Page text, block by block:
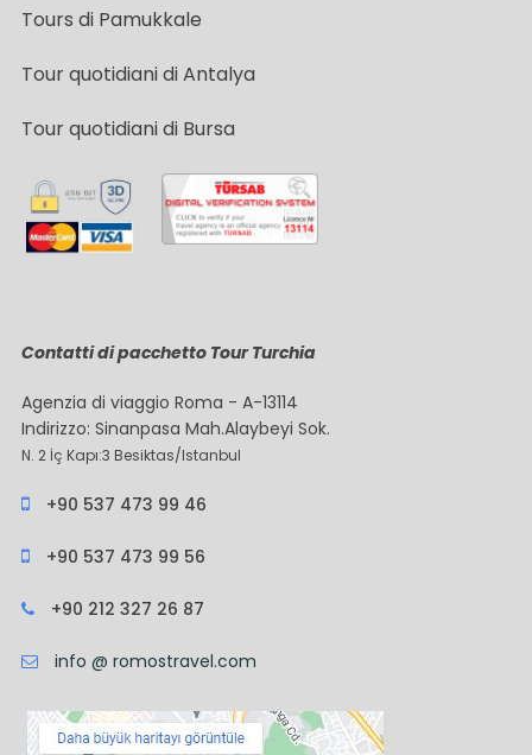
Tours di Pamukkale
Tour quotidiani di Antalya
Tour quotidiani di Bursa
Contatti di pacchetto Tour Turchia
Agenzia di viaggio Roma - A-13114
Indirizzo: Sinanpasa Mah.Alaybeyi Sok.
N. 2 İç Kapı:3 Besiktas/Istanbul
+90 537 473 99 46
+90 537 473 99 56
+90 212 327 26 87
info @ romostravel.com